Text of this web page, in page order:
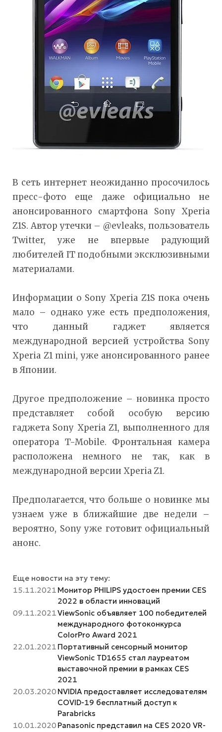
В сеть интернет неожиданно просочилось
пресс-фото еще даже официально не
анонсированного смартфона Sony Xperia
Z1S. Автор утечки – @evleaks, пользователь
Twitter, уже не впервые радующий
любителей IT подобными эксклюзивными
материалами.
Информации о Sony Xperia Z1S пока очень
мало – однако уже есть предположения,
что данный гаджет является
международной версией устройства Sony
Xperia Z1 mini, уже анонсированного ранее
в Японии.
Другое предположение – новинка просто
представляет собой особую версию
гаджета Sony Xperia Z1, выполненного для
оператора T-Mobile. Фронтальная камера
расположена немного не так, как в
международной версии Xperia Z1.
Предполагается, что больше о новинке мы
узнаем уже в ближайшие две недели –
вероятно, Sony уже готовит официальный
анонс.
Еще новости на эту тему:
15.11.2021 Монитор PHILIPS удостоен премии CES
2022 в области инноваций
09.11.2021ViewSonic объявляет 100 победителей
международного фотоконкурса
ColorPro Award 2021
22.01.2021 Портативный сенсорный монитор
ViewSonic TD1655 стал лауреатом
выставочной премии в рамках CES
2021
20.03.2020 NVIDIA предоставляет исследователям
COVID-19 бесплатный доступ к
Parabricks
10.01.2020 Panasonic представил на CES 2020 VR-